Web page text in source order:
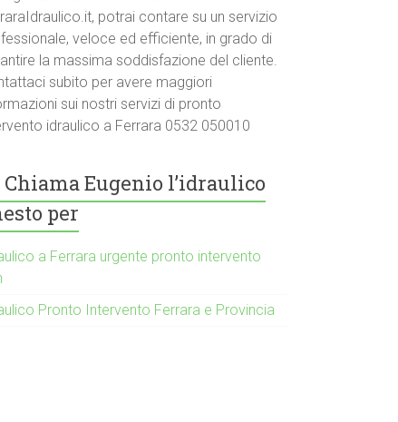
potrai contare su un servizio
veloce ed efficiente, in grado di
la massima soddisfazione del cliente.
subito per avere maggiori
sui nostri servizi di pronto
idraulico a Ferrara 0532 050010
Chiama Eugenio l’idraulico
per
a Ferrara urgente pronto intervento
Pronto Intervento Ferrara e Provincia